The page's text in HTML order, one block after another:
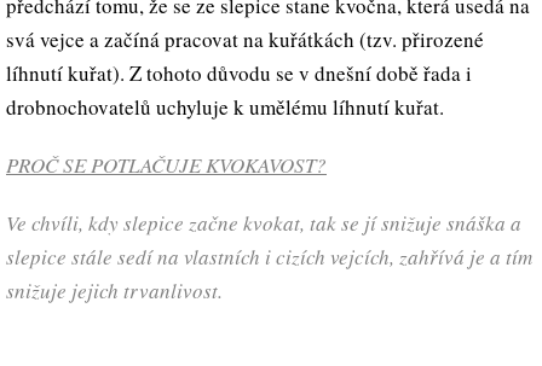
svá vejce a začíná pracovat na kuřátkách (tzv. přirozené
líhnutí kuřat). Z tohoto důvodu se v dnešní době řada i
drobnochovatelů uchyluje k umělému líhnutí kuřat.
PROČ SE POTLAČUJE KVOKAVOST?
Ve chvíli, kdy slepice začne kvokat, tak se jí snižuje snáška a
slepice stále sedí na vlastních i cizích vejcích, zahřívá je a tím
snižuje jejich trvanlivost.